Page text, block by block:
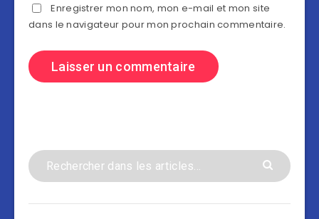
Enregistrer mon nom, mon e-mail et mon site
dans le navigateur pour mon prochain commentaire.